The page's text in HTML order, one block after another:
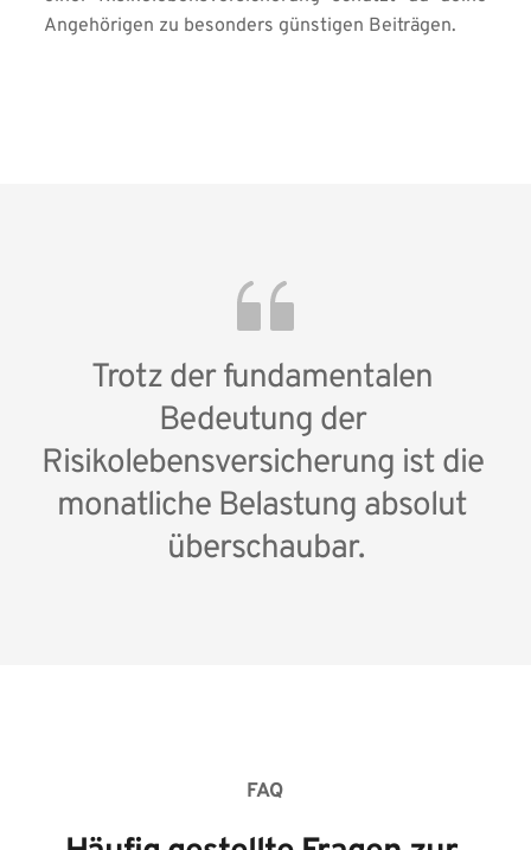
Angehörigen zu besonders günstigen Beiträgen.
Trotz der fundamentalen
Bedeutung der
Risikolebensversicherung ist die
monatliche Belastung absolut
überschaubar.
FAQ